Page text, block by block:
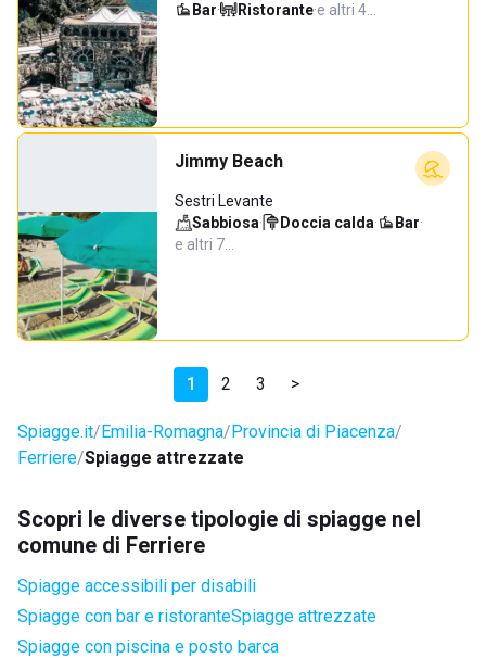
Bar· Ristorante·e altri 4…
Jimmy Beach
Sestri Levante
Sabbiosa· Doccia calda· Bar·
e altri 7…
1 2 3 >
Spiagge.it Emilia-Romagna Provincia di Piacenza
Ferriere Spiagge attrezzate
Scopri le diverse tipologie di spiagge nel
comune di Ferriere
Spiagge accessibili per disabili
Spiagge con bar e ristoranteSpiagge attrezzate
Spiagge con piscina e posto barca